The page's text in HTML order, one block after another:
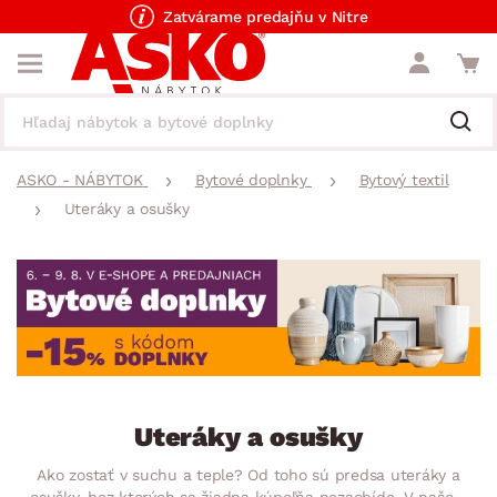
Zatvárame predajňu v Nitre
ASKO - NÁBYTOK Bytové doplnky
Bytový textil
Uteráky a osušky
Uteráky a osušky
Ako zostať v suchu a teple? Od toho sú predsa uteráky a